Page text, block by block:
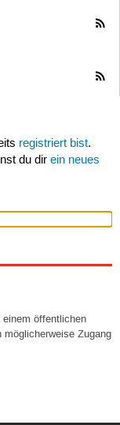
registriert bist.
du dir ein neues
öffentlichen
Zugang